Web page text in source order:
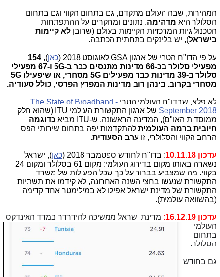
המהירות, שבה העולם מתקדם, גם בתחום הקווי וגם בתחום
הסלולר היאמדהימה. נתונים ומחקרים על ההתפתחות
הטכנולוגיות המרכזיות הקיימות בעולם (שרובןלא קיימות
בישראל), יש בלינקים בתחתית הכתבה.
על פי הדו"ח הטרי של ארגון GSA לאוגוסט 2018 ( כאן),
154
מפעילי סלולר בכ-66 מדינות מתנסים כבר ב-5G ו-67 מפעילי
סלולר ב-39 מדינות כבר מפעילים 5G מסחרי, או שיפעילו 5G
מסחרי בקרוב. בינהן רוב מדינות המפרץ הפרסי, כולל סעודיה.
לא פלא, שבדו"ח העולמי הטריThe State of Broadband -
September 2018
של ארגון התקשורת העולמי ITU (שהוא חלק
ממוסדות האו"ם), המדינה הראשונה, ש-ITU מביא
כדוגמה
חיובית ברמה העולמיתלהתקדמות יפה בתחום שירותי הפס
הרחב הקווי והסלולרי, זוערב הסעודית.
עדכון 10.11.18 : בדו"ח לחודש ספטמבר 2018 ( כאן), ישראל
נשארה באותו מקום בדירוג העולמי: מקום 61 בסלולר ומקום 24
בקווי. מה שמצביע בברור על כך שכל הפעילות של משרד
התקשורת שנעשו בחצי השנה האחרונה, לא קידמו את תשתיות
התקשורת של מדינת ישראל אפילו לא במילימטר אחד קדימה
(בהשוואה עולמית).
עדכון 16.12.19: מדינת ישראל ממשיכה להידרדר במדדהאינדקס
העולמי
בתחום
הסלולר.
גם בחודש